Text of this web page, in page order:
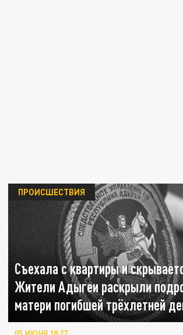
Съехала с квартиры и
Жители Адыгеи раскрыли
матери погибшей трёхлетней
ПРОИСШЕСТВИЯ